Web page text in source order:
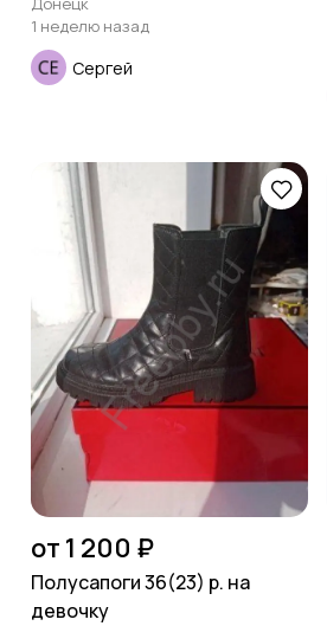
1 неделю назад
Сергей
от 1 200 ₽
Полусапоги 36(23) р. на
девочку